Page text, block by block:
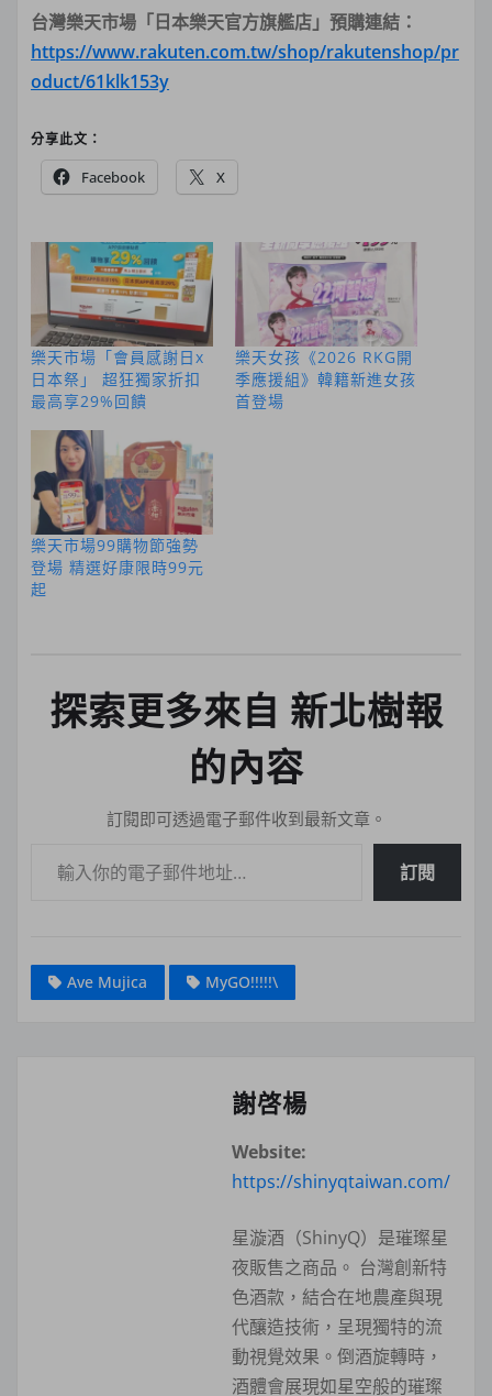
台灣樂天市場「日本樂天官方旗艦店」預購連結：
https://www.rakuten.com.tw/shop/rakutenshop/pr
oduct/61klk153y
分享此文：
Facebook X
樂天市場「會員感謝日x
日本祭」 超狂獨家折扣
最高享29%回饋
樂天女孩《2026 RKG開
季應援組》韓籍新進女孩
首登場
樂天市場99購物節強勢
登場 精選好康限時99元
起
探索更多來自 新北樹報
的內容
訂閱即可透過電子郵件收到最新文章。
訂閱
Ave Mujica MyGO!!!!!\
謝啓楊
Website:
https://shinyqtaiwan.com/
星漩酒（ShinyQ）是璀璨星
夜販售之商品。 台灣創新特
色酒款，結合在地農產與現
代釀造技術，呈現獨特的流
動視覺效果。倒酒旋轉時，
酒體會展現如星空般的璀璨